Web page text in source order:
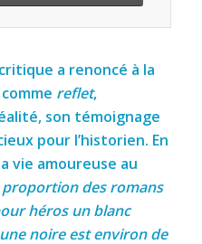
a renoncé à la
reflet,
son témoignage
pour l’historien. En
vie amoureuse au
proportion des romans
héros un blanc
noire est environ de